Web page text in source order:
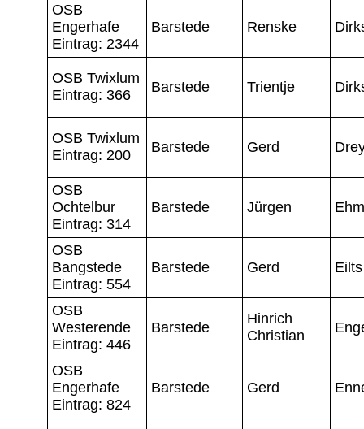
OSB
Engerhafe
Eintrag: 2344
Barstede Renske
OSB Twixlum
Eintrag: 366
Barstede Trientje
OSB Twixlum
Eintrag: 200
Barstede Gerd
OSB
Ochtelbur
Eintrag: 314
Barstede Jürgen
OSB
Bangstede
Eintrag: 554
Barstede Gerd
OSB
Westerende
Eintrag: 446
Barstede
Hinrich
Christian
OSB
Engerhafe
Eintrag: 824
Barstede Gerd